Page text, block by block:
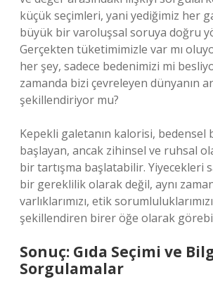
küçük seçimleri, yani yediğimiz her
büyük bir varoluşsal soruya doğru
Gerçekten tüketimimizle var mı
her şey, sadece bedenimizi mi
zamanda bizi çevreleyen dünyanın
şekillendiriyor mu?
Kepekli galetanın kalorisi, bedensel
başlayan, ancak zihinsel ve ruhsal
bir tartışma başlatabilir. Yiyecekleri
bir gereklilik olarak değil, aynı
varlıklarımızı, etik
şekillendiren birer öğe olarak
Sonuç: Gıda Seçimi ve
Sorgulamalar